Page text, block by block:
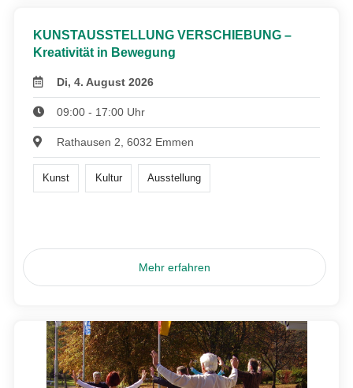
KUNSTAUSSTELLUNG VERSCHIEBUNG –
Kreativität in Bewegung
Di, 4. August 2026
09:00 - 17:00 Uhr
Rathausen 2, 6032 Emmen
Kunst Kultur Ausstellung
Mehr erfahren